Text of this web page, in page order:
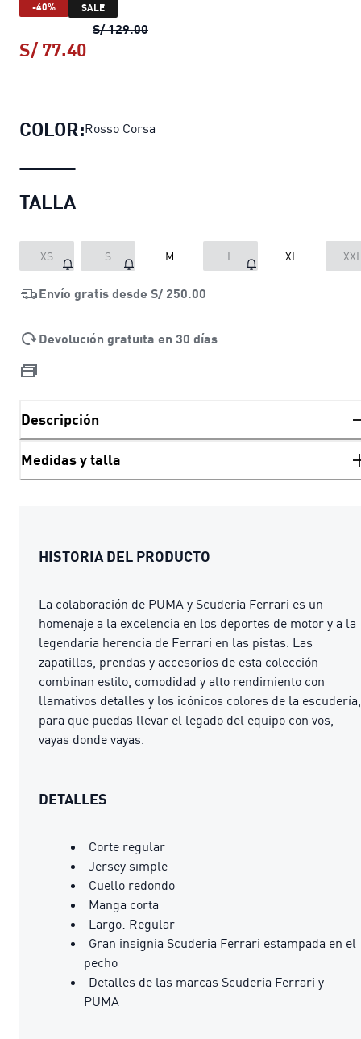
-40% SALE
S/ 129.00Polo Scuderia Ferrari Tonal Shield
S/ 77.40
COLOR:Rosso Corsa
TALLA
XS S M L XL
Envío gratis desde S/ 250.00
Devolución gratuita en 30 días
Descripción
Medidas y talla
HISTORIA DEL PRODUCTO
La colaboración de PUMA y Scuderia Ferrari es un
homenaje a la excelencia en los deportes de motor y a la
legendaria herencia de Ferrari en las pistas. Las
zapatillas, prendas y accesorios de esta colección
combinan estilo, comodidad y alto rendimiento con
llamativos detalles y los icónicos colores de la escudería,
para que puedas llevar el legado del equipo con vos,
vayas donde vayas.
DETALLES
Corte regular
Jersey simple
Cuello redondo
Manga corta
Largo: Regular
Gran insignia Scuderia Ferrari estampada en el
pecho
Detalles de las marcas Scuderia Ferrari y
PUMA